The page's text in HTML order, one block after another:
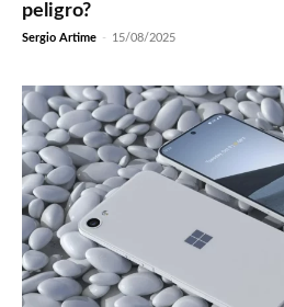
peligro?
Sergio Artime - 15/08/2025